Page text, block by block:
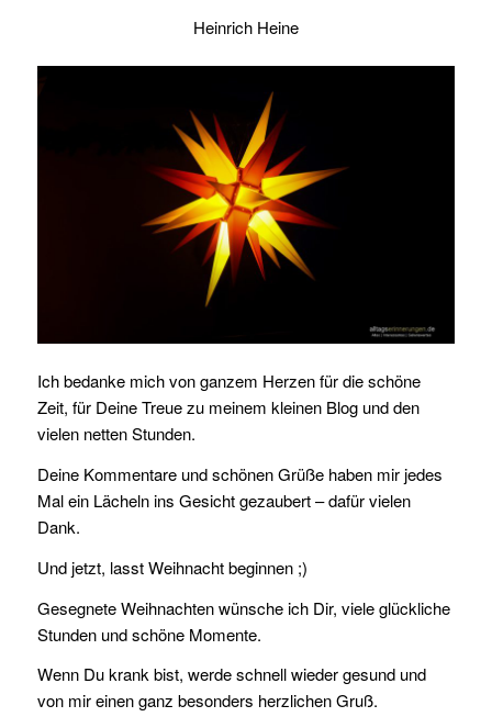
Heinrich Heine
Ich bedanke mich von ganzem Herzen für die schöne
Zeit, für Deine Treue zu meinem kleinen Blog und den
vielen netten Stunden.
Deine Kommentare und schönen Grüße haben mir jedes
Mal ein Lächeln ins Gesicht gezaubert – dafür vielen
Dank.
Und jetzt, lasst Weihnacht beginnen ;)
Gesegnete Weihnachten wünsche ich Dir, viele glückliche
Stunden und schöne Momente.
Wenn Du krank bist, werde schnell wieder gesund und
von mir einen ganz besonders herzlichen Gruß.